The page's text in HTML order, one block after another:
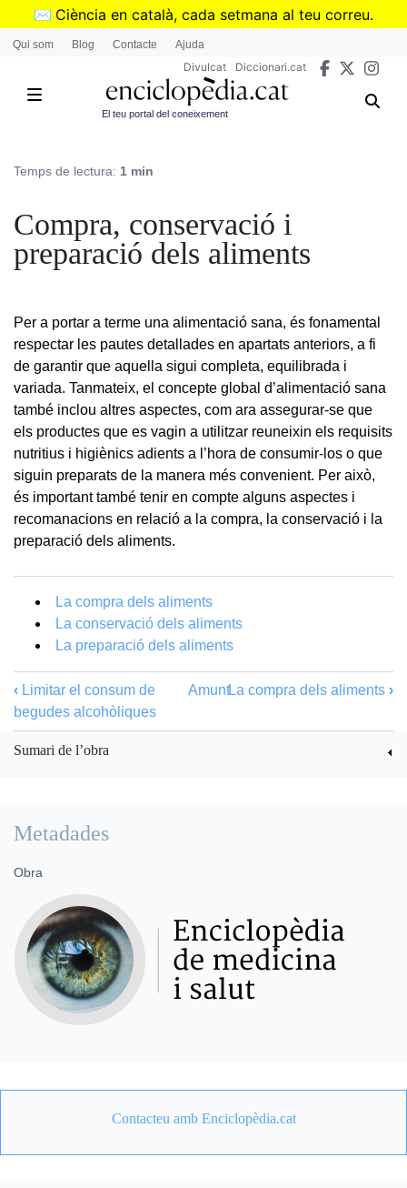
Vés
✉️ Ciència en català, cada setmana al teu correu.
➜Subscriu-te al butlletí de Divulcat
Qui som Blog Contacte Ajuda
Divulcat Diccionari.cat
El teu portal del coneixement
Temps de lectura: 1 min
Compra, conservació i
preparació dels aliments
Per a portar a terme una alimentació sana, és fonamental
respectar les pautes detallades en apartats anteriors, a fi
de garantir que aquella sigui completa, equilibrada i
variada. Tanmateix, el concepte global d’alimentació sana
també inclou altres aspectes, com ara assegurar-se que
els productes que es vagin a utilitzar reuneixin els requisits
nutritius i higiènics adients a l’hora de consumir-los o que
siguin preparats de la manera més convenient. Per això,
és important també tenir en compte alguns aspectes i
recomanacions en relació a la compra, la conservació i la
preparació dels aliments.
La compra dels aliments
La conservació dels aliments
La preparació dels aliments
‹ Limitar el consum de
begudes alcohòliques
AmuntLa compra dels aliments ›
Sumari de l’obra
Metadades
Obra
Contacteu amb Enciclopèdia.cat